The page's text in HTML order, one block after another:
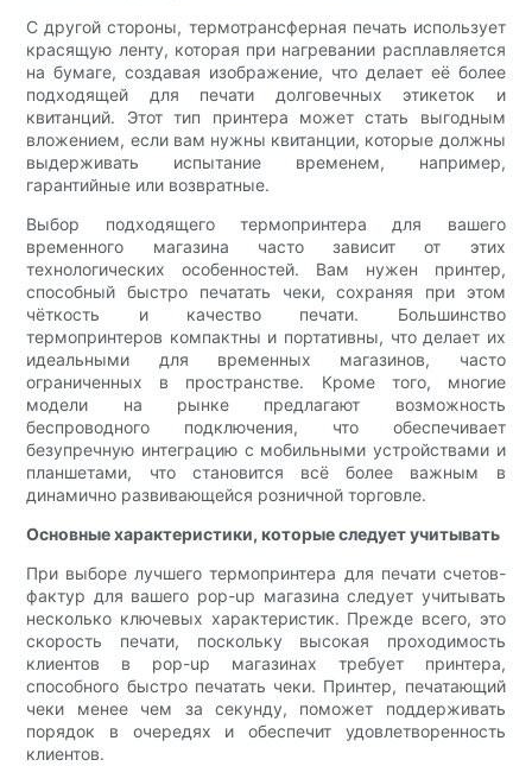
С другой стороны, термотрансферная печать использует
красящую ленту, которая при нагревании расплавляется
на бумаге, создавая изображение, что делает её более
подходящей для печати долговечных этикеток и
квитанций. Этот тип принтера может стать выгодным
вложением, если вам нужны квитанции, которые должны
выдерживать испытание временем, например,
гарантийные или возвратные.
Выбор подходящего термопринтера для вашего
временного магазина часто зависит от этих
технологических особенностей. Вам нужен принтер,
способный быстро печатать чеки, сохраняя при этом
чёткость и качество печати. ​​Большинство
термопринтеров компактны и портативны, что делает их
идеальными для временных магазинов, часто
ограниченных в пространстве. Кроме того, многие
модели на рынке предлагают возможность
беспроводного подключения, что обеспечивает
безупречную интеграцию с мобильными устройствами и
планшетами, что становится всё более важным в
динамично развивающейся розничной торговле.
Основные характеристики, которые следует учитывать
При выборе лучшего термопринтера для печати счетов-
фактур для вашего pop-up магазина следует учитывать
несколько ключевых характеристик. Прежде всего, это
скорость печати, поскольку высокая проходимость
клиентов в pop-up магазинах требует принтера,
способного быстро печатать чеки. Принтер, печатающий
чеки менее чем за секунду, поможет поддерживать
порядок в очередях и обеспечит удовлетворенность
клиентов.